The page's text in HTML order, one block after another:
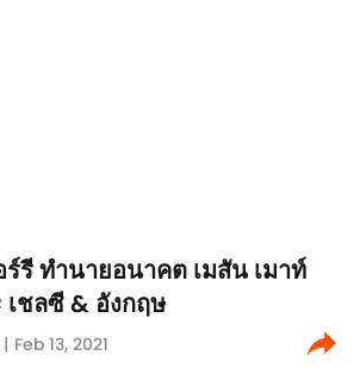
รี ทำนายอนาคต เมสัน เมาท์
เชลซี & อังกฤษ
| Feb 13, 2021